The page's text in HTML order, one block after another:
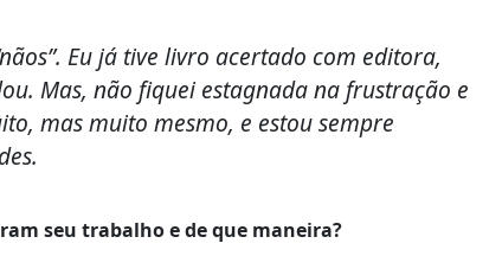
Eu já tive livro acertado com editora,
Mas, não fiquei estagnada na frustração e
mas muito mesmo, e estou sempre
seu trabalho e de que maneira?